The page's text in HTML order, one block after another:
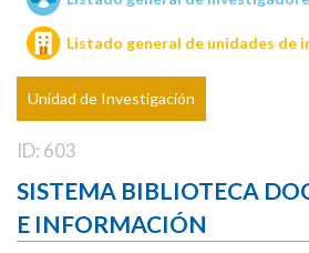
Listado general de unidades de
Unidad de Investigación
ID: 603
SISTEMA BIBLIOTECA
E INFORMACIÓN